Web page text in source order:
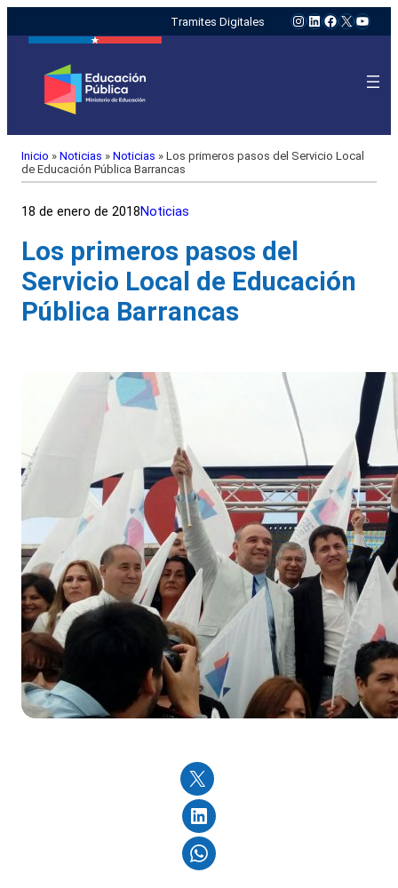
Tramites Digitales Instagram
LinkedIn
Facebook
X
Inicio » Noticias » Noticias » Los primeros pasos del Servicio Local
de Educación Pública Barrancas
18 de enero de 2018Noticias
Los primeros pasos del
Servicio Local de Educación
Pública Barrancas